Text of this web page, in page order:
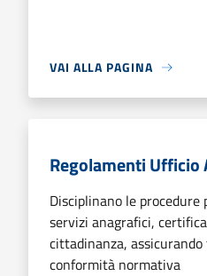
VAI ALLA PAGINA
Regolamenti Ufficio
Disciplinano le procedure
servizi anagrafici,
cittadinanza,
conformità normativa